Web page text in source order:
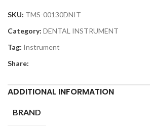
SKU: TMS-00130DNIT
Category: DENTAL INSTRUMENT
Tag: Instrument
Share:
ADDITIONAL INFORMATION
BRAND